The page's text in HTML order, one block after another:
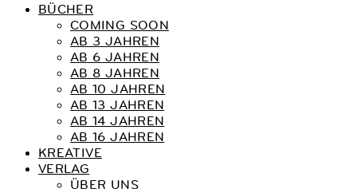
BÜCHER
COMING SOON
AB 3 JAHREN
AB 6 JAHREN
AB 8 JAHREN
AB 10 JAHREN
AB 13 JAHREN
AB 14 JAHREN
AB 16 JAHREN
KREATIVE
VERLAG
ÜBER UNS